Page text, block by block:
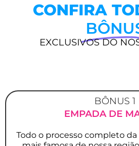
CONFIRA
EXCLUSIVOS DO
BÔNUS 1
EMPADA DE
Todo o processo completo da